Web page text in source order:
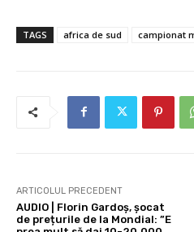
TAGS africa de sud campionat
ARTICOLUL PRECEDENT
AUDIO | Florin Gardoș, șocat
de prețurile de la Mondial: ”E